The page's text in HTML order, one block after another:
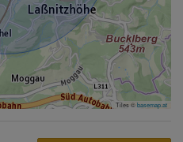
Tiles ©basemap.at